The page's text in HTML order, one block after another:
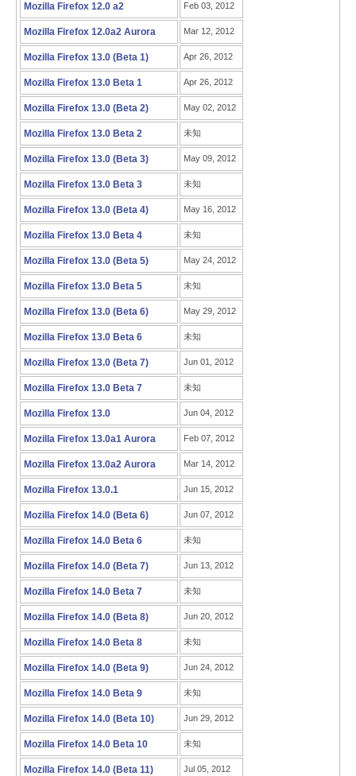
Mozilla Firefox 12.0 a2 Feb 03, 2012
Mozilla Firefox 12.0a2 Aurora Mar 12, 2012
Mozilla Firefox 13.0 (Beta 1) Apr 26, 2012
Mozilla Firefox 13.0 Beta 1 Apr 26, 2012
Mozilla Firefox 13.0 (Beta 2) May 02, 2012
Mozilla Firefox 13.0 Beta 2 未知
Mozilla Firefox 13.0 (Beta 3) May 09, 2012
Mozilla Firefox 13.0 Beta 3 未知
Mozilla Firefox 13.0 (Beta 4) May 16, 2012
Mozilla Firefox 13.0 Beta 4 未知
Mozilla Firefox 13.0 (Beta 5) May 24, 2012
Mozilla Firefox 13.0 Beta 5 未知
Mozilla Firefox 13.0 (Beta 6) May 29, 2012
Mozilla Firefox 13.0 Beta 6 未知
Mozilla Firefox 13.0 (Beta 7) Jun 01, 2012
Mozilla Firefox 13.0 Beta 7 未知
Mozilla Firefox 13.0 Jun 04, 2012
Mozilla Firefox 13.0a1 Aurora Feb 07, 2012
Mozilla Firefox 13.0a2 Aurora Mar 14, 2012
Mozilla Firefox 13.0.1 Jun 15, 2012
Mozilla Firefox 14.0 (Beta 6) Jun 07, 2012
Mozilla Firefox 14.0 Beta 6 未知
Mozilla Firefox 14.0 (Beta 7) Jun 13, 2012
Mozilla Firefox 14.0 Beta 7 未知
Mozilla Firefox 14.0 (Beta 8) Jun 20, 2012
Mozilla Firefox 14.0 Beta 8 未知
Mozilla Firefox 14.0 (Beta 9) Jun 24, 2012
Mozilla Firefox 14.0 Beta 9 未知
Mozilla Firefox 14.0 (Beta 10) Jun 29, 2012
Mozilla Firefox 14.0 Beta 10 未知
Mozilla Firefox 14.0 (Beta 11) Jul 05, 2012